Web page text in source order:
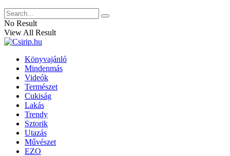
No Result
View All Result
Könyvajánló
Mindenmás
Videók
Természet
Cukiság
Lakás
Trendy
Sztorik
Utazás
Művészet
EZO